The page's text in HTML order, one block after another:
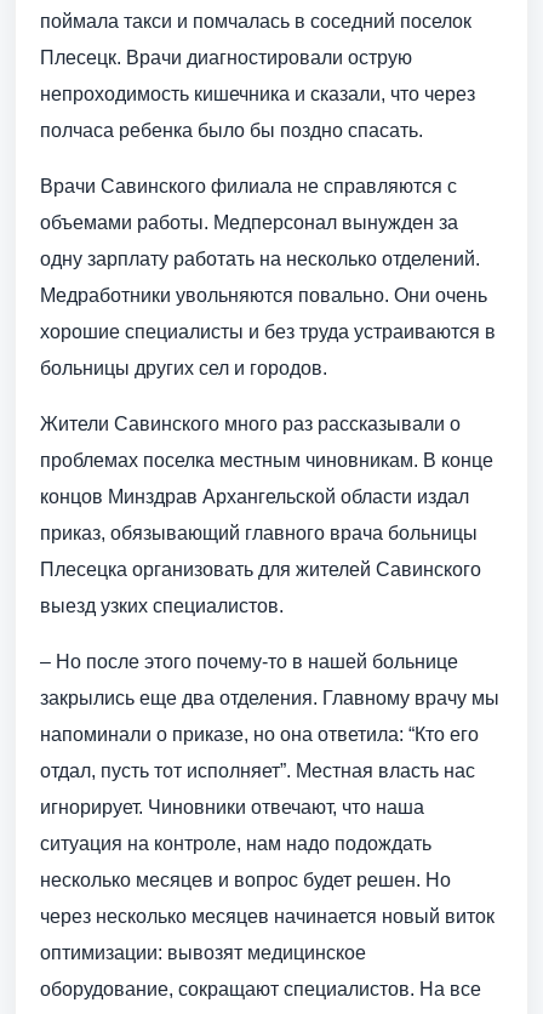
поймала такси и помчалась в соседний поселок
Плесецк. Врачи диагностировали острую
непроходимость кишечника и сказали, что через
полчаса ребенка было бы поздно спасать.
Врачи Савинского филиала не справляются с
объемами работы. Медперсонал вынужден за
одну зарплату работать на несколько отделений.
Медработники увольняются повально. Они очень
хорошие специалисты и без труда устраиваются в
больницы других сел и городов.
Жители Савинского много раз рассказывали о
проблемах поселка местным чиновникам. В конце
концов Минздрав Архангельской области издал
приказ, обязывающий главного врача больницы
Плесецка организовать для жителей Савинского
выезд узких специалистов.
– Но после этого почему-то в нашей больнице
закрылись еще два отделения. Главному врачу мы
напоминали о приказе, но она ответила: “Кто его
отдал, пусть тот исполняет”. Местная власть нас
игнорирует. Чиновники отвечают, что наша
ситуация на контроле, нам надо подождать
несколько месяцев и вопрос будет решен. Но
через несколько месяцев начинается новый виток
оптимизации: вывозят медицинское
оборудование, сокращают специалистов. На все